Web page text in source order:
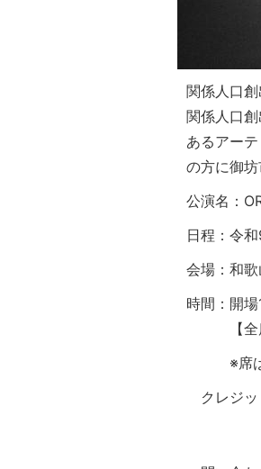
関係人口
関係人口
あるアー
の方に御
公演名：
日程：令和
会場：和
時間：開
【全席
※席は指
クレジ
後援
協力